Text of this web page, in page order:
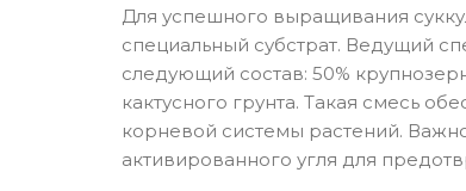
Для успешного выращивания
специальный субстрат. Ведущий
следующий состав: 50%
кактусного грунта. Такая смесь
корневой системы растений.
активированного угля для